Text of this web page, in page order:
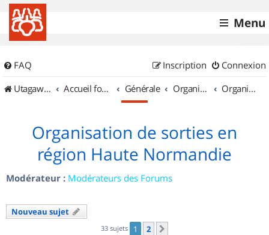
Menu
FAQ Connexion
Inscription
UtagawaVTT (Randos VTT et VTTAE avec traces GPS)
Accueil forum Générale Organisation de sorties & Recherche de partenaires Organisation de sorties en région Haute Normandie
Organisation de sorties en
région Haute Normandie
Modérateur : Modérateurs des Forums
Nouveau sujet
33 sujets 1 2